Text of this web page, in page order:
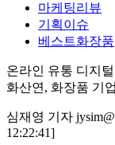
마케팅리뷰
기획이슈
베스트화장품
온라인 유통 디지
화산연, 화장품 기
심재영 기자
12:22:41]